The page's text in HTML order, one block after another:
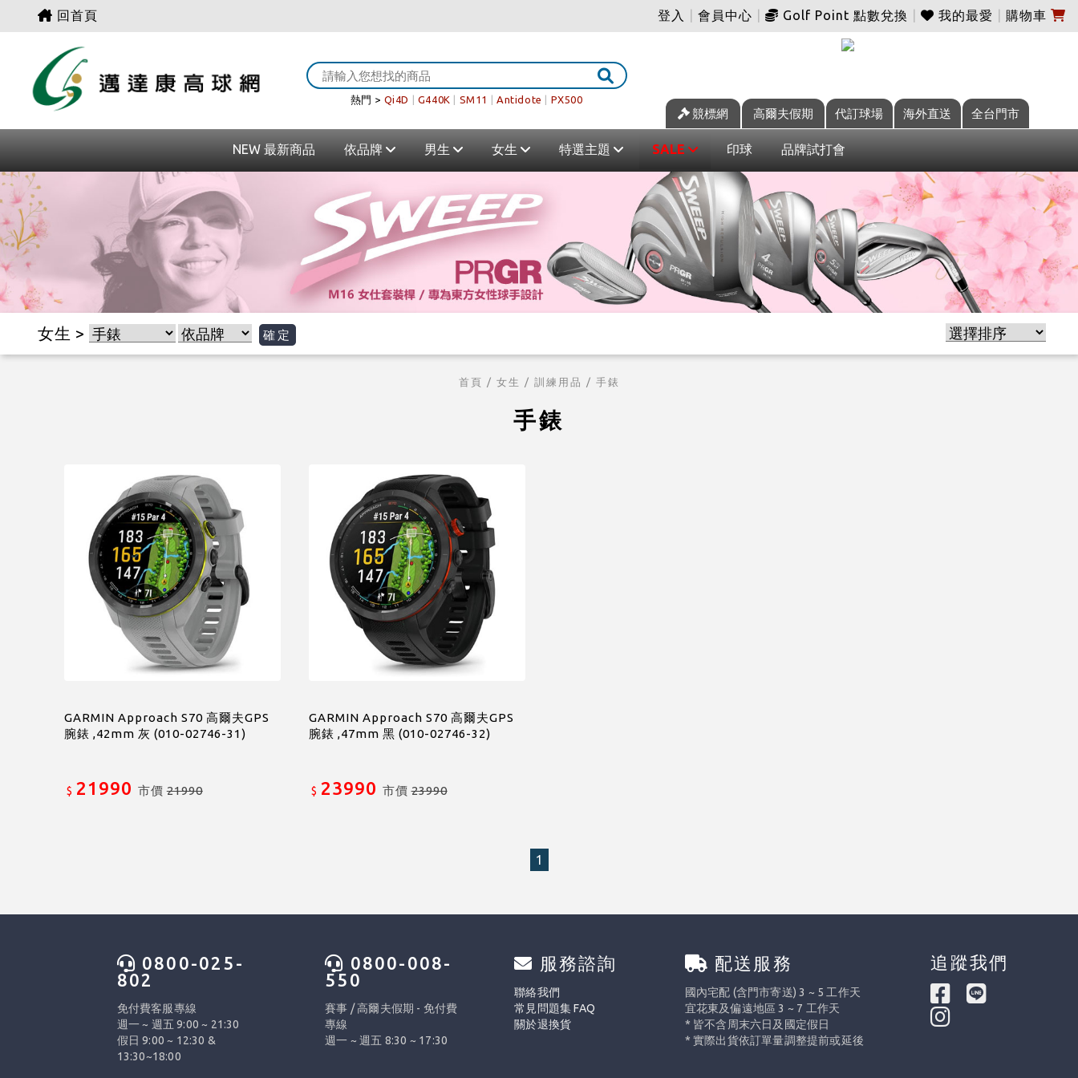
回首頁 登入 會員中心 Golf Point 點數兌換 我的最愛 購物車
熱門 > Qi4D G440K SM11 Antidote PX500
競標網 高爾夫假期 代訂球場 海外直送 全台門市
NEW 最新商品 依品牌 男生 女生 特選主題 SALE 印球 品牌試打會
女生 > 確定
首頁 / 女生 / 訓練用品 / 手錶
手錶
GARMIN Approach S70 高爾夫GPS
腕錶 ,42mm 灰 (010-02746-31)
$ 21990 市價21990
GARMIN Approach S70 高爾夫GPS
腕錶 ,47mm 黑 (010-02746-32)
$ 23990 市價23990
1
0800-025-
802
免付費客服專線
週一 ~ 週五 9:00 ~ 21:30
假日 9:00 ~ 12:30 &
13:30~18:00
0800-008-
550
賽事 / 高爾夫假期 - 免付費
專線
週一 ~ 週五 8:30 ~ 17:30
服務諮詢
聯絡我們
常見問題集 FAQ
關於退換貨
配送服務
國內宅配 (含門市寄送) 3 ~ 5 工作天
宜花東及偏遠地區 3 ~ 7 工作天
* 皆不含周末六日及國定假日
* 實際出貨依訂單量調整提前或延後
追蹤我們